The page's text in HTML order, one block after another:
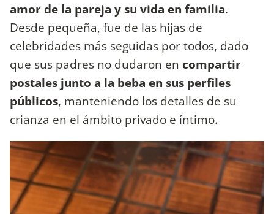
amor de la pareja y su vida en familia.
Desde pequeña, fue de las hijas de
celebridades más seguidas por todos, dado
que sus padres no dudaron en compartir
postales junto a la beba en sus perfiles
públicos, manteniendo los detalles de su
crianza en el ámbito privado e íntimo.